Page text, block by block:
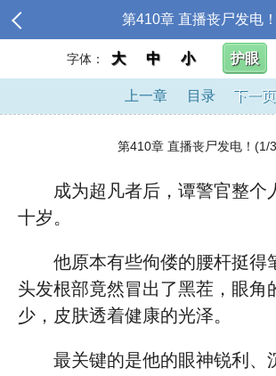
第410章 直播丧尸发电！
字体： 大 中 小 护眼
上一章 目录 下一页
第410章 直播丧尸发电！(1/
成为超凡者后，谭警官整个
十岁。
他原本有些佝偻的腰杆挺得
头发根部竟然冒出了黑茬，眼角
少，皮肤透着健康的光泽。
最关键的是他的眼神锐利、